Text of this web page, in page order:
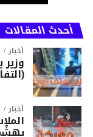
أحدث المقالات
أخبار
أخبار